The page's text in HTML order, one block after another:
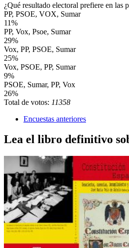
¿Qué resultado electoral prefiere en las
PP, PSOE, VOX, Sumar
11%
PP, Vox, Psoe, Sumar
29%
Vox, PP, PSOE, Sumar
25%
Vox, PSOE, PP, Sumar
9%
PSOE, Sumar, PP, Vox
26%
Total de votos: 11358
Encuestas anteriores
Lea el libro definitivo